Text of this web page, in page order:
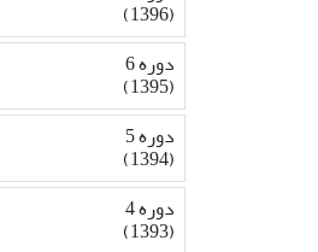
(1396)
دوره 6
(1395)
دوره 5
(1394)
دوره 4
(1393)